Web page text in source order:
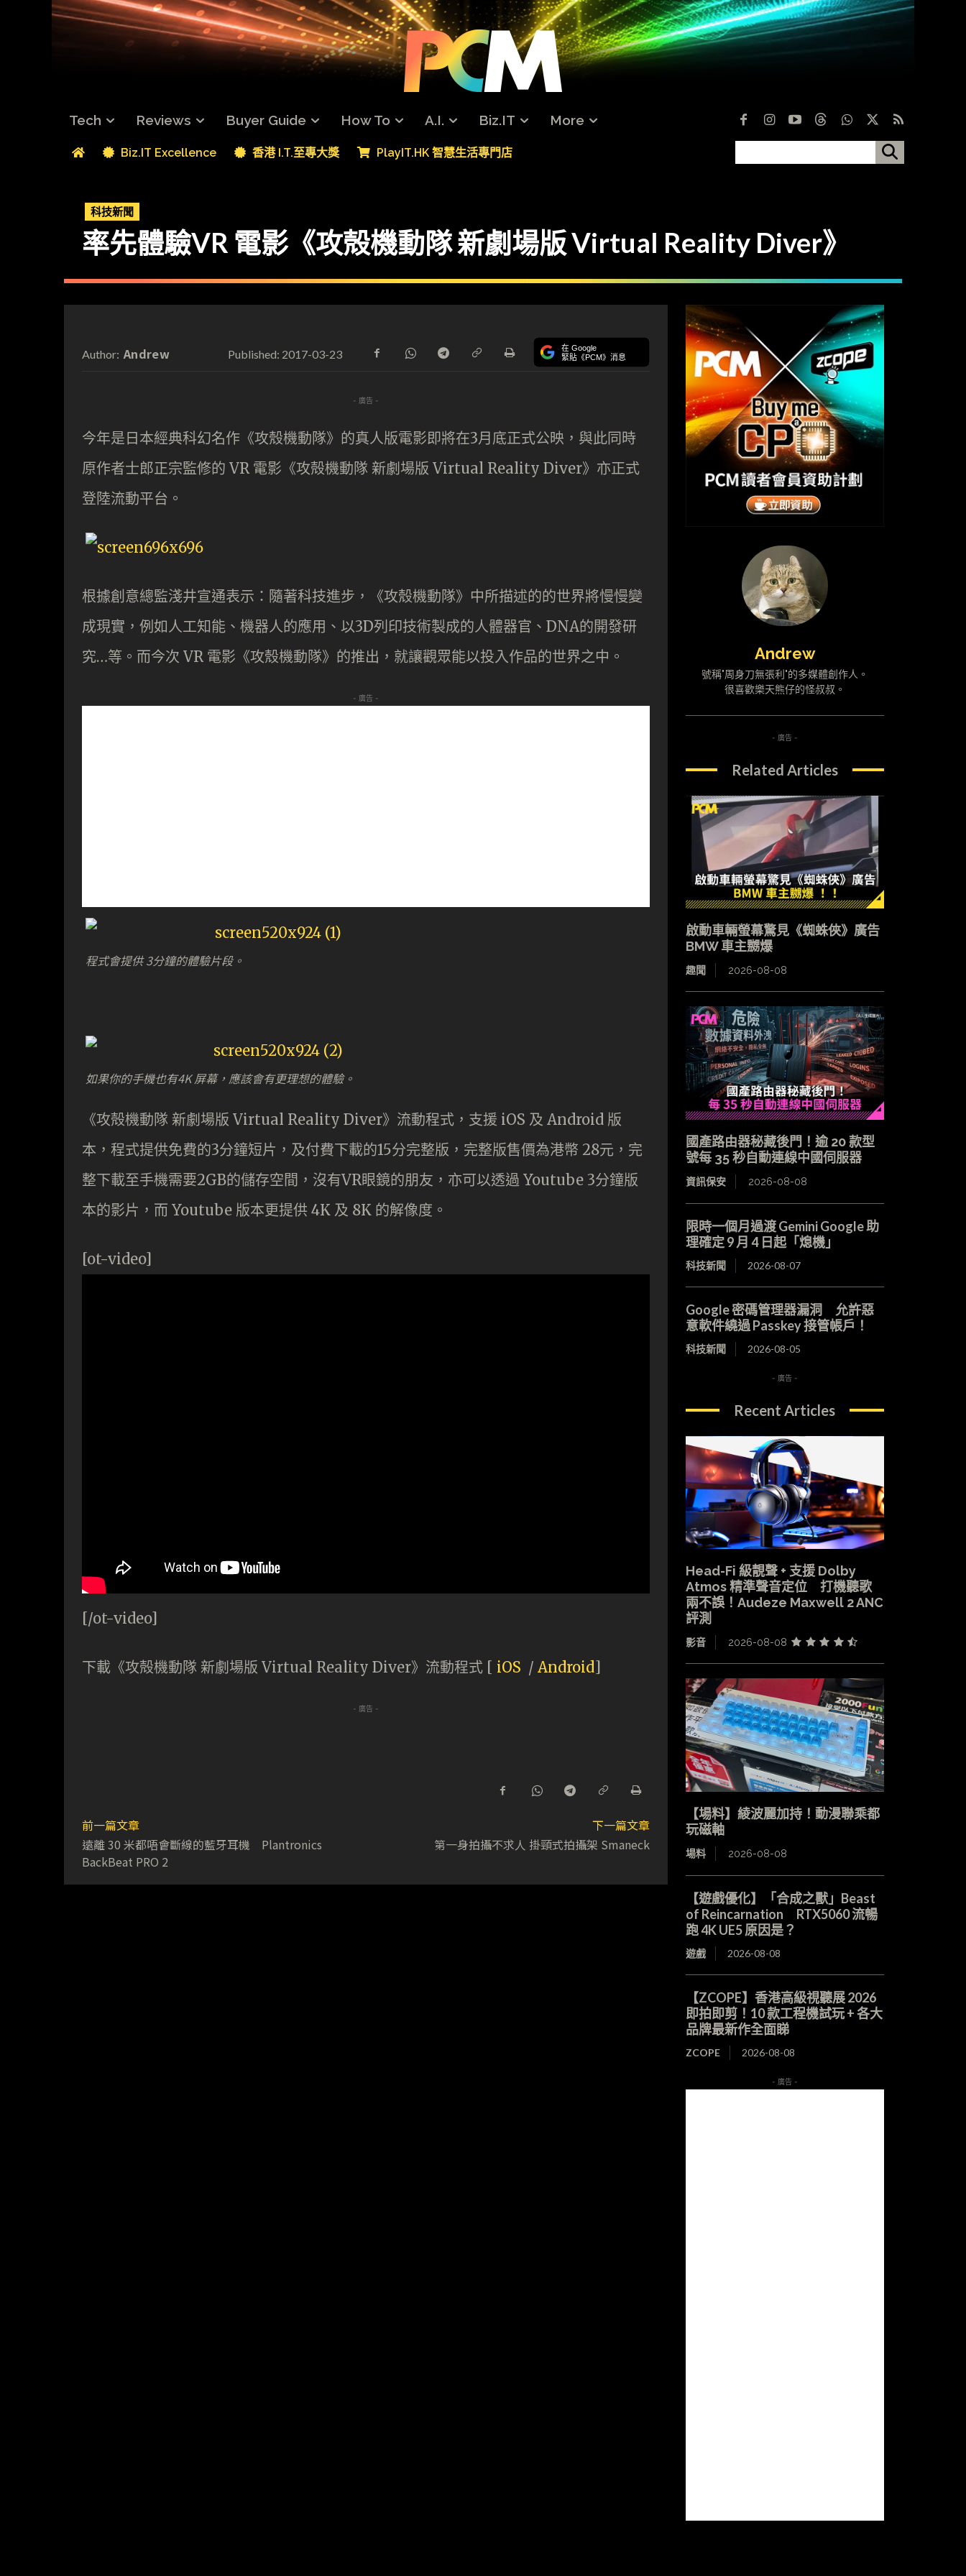
Tech Reviews Buyer Guide How To A.I. Biz.IT More
Biz.IT Excellence 香港 I.T.至專大獎 PlayIT.HK 智慧生活專門店
科技新聞
率先體驗VR 電影《攻殻機動隊 新劇場版 Virtual Reality Diver》
Author: Andrew Published: 2017-03-23 在 Google
緊貼《PCM》消息
- 廣告 -
今年是日本經典科幻名作《攻殼機動隊》的真人版電影即將在3月底正式公映，與此同時
原作者士郎正宗監修的 VR 電影《攻殻機動隊 新劇場版 Virtual Reality Diver》亦正式
登陸流動平台。
根據創意總監淺井宣通表示：隨著科技進步，《攻殼機動隊》中所描述的的世界將慢慢變
成現實，例如人工知能、機器人的應用、以3D列印技術製成的人體器官、DNA的開發研
究…等。而今次 VR 電影《攻殼機動隊》的推出，就讓觀眾能以投入作品的世界之中。
- 廣告 -
程式會提供 3分鐘的體驗片段。
如果你的手機也有4K 屏幕，應該會有更理想的體驗。
《攻殻機動隊 新劇場版 Virtual Reality Diver》流動程式，支援 iOS 及 Android 版
本，程式提供免費的3分鐘短片，及付費下載的15分完整版，完整版售價為港幣 28元，完
整下載至手機需要2GB的儲存空間，沒有VR眼鏡的朋友，亦可以透過 Youtube 3分鐘版
本的影片，而 Youtube 版本更提供 4K 及 8K 的解像度。
[ot-video]
[/ot-video]
下載《攻殻機動隊 新劇場版 Virtual Reality Diver》流動程式 [ iOS / Android]
- 廣告 -
前一篇文章
遠離 30 米都唔會斷線的藍牙耳機 Plantronics
BackBeat PRO 2
下一篇文章
第一身拍攝不求人 掛頸式拍攝架 Smaneck
Andrew
號稱"周身刀無張利"的多媒體創作人。
很喜歡樂天熊仔的怪叔叔。
- 廣告 -
Related Articles
啟動車輛螢幕驚見《蜘蛛俠》廣告
BMW 車主嬲爆
趣聞 2026-08-08
國產路由器秘藏後門！逾 20 款型
號每 35 秒自動連線中國伺服器
資訊保安 2026-08-08
限時一個月過渡 Gemini Google 助
理確定 9 月 4 日起「熄機」
科技新聞 2026-08-07
Google 密碼管理器漏洞 允許惡
意軟件繞過 Passkey 接管帳戶！
科技新聞 2026-08-05
- 廣告 -
Recent Articles
Head-Fi 級靚聲 + 支援 Dolby
Atmos 精準聲音定位 打機聽歌
兩不誤！Audeze Maxwell 2 ANC
評測
影音 2026-08-08
【場料】綾波麗加持！動漫聯乘都
玩磁軸
場料 2026-08-08
【遊戲優化】「合成之獸」Beast
of Reincarnation RTX5060 流暢
跑 4K UE5 原因是？
遊戲 2026-08-08
【ZCOPE】香港高級視聽展 2026
即拍即剪！10 款工程機試玩 + 各大
品牌最新作全面睇
ZCOPE 2026-08-08
- 廣告 -